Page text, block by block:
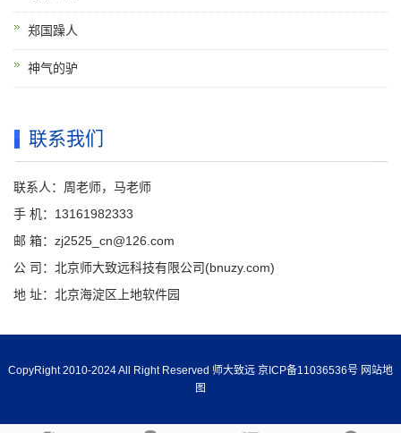
郑国躁人
神气的驴
联系我们
联系人：周老师，马老师
手 机：13161982333
邮 箱：zj2525_cn@126.com
公 司：北京师大致远科技有限公司(bnuzy.com)
地 址：北京海淀区上地软件园
CopyRight 2010-2024 All Right Reserved 师大致远 京ICP备11036536号 网站地
图